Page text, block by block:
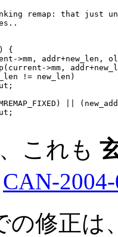
remap: that just
{
>mm, addr+new_len,
>mm,
!= new_len)
||
これも
CAN-
の修正